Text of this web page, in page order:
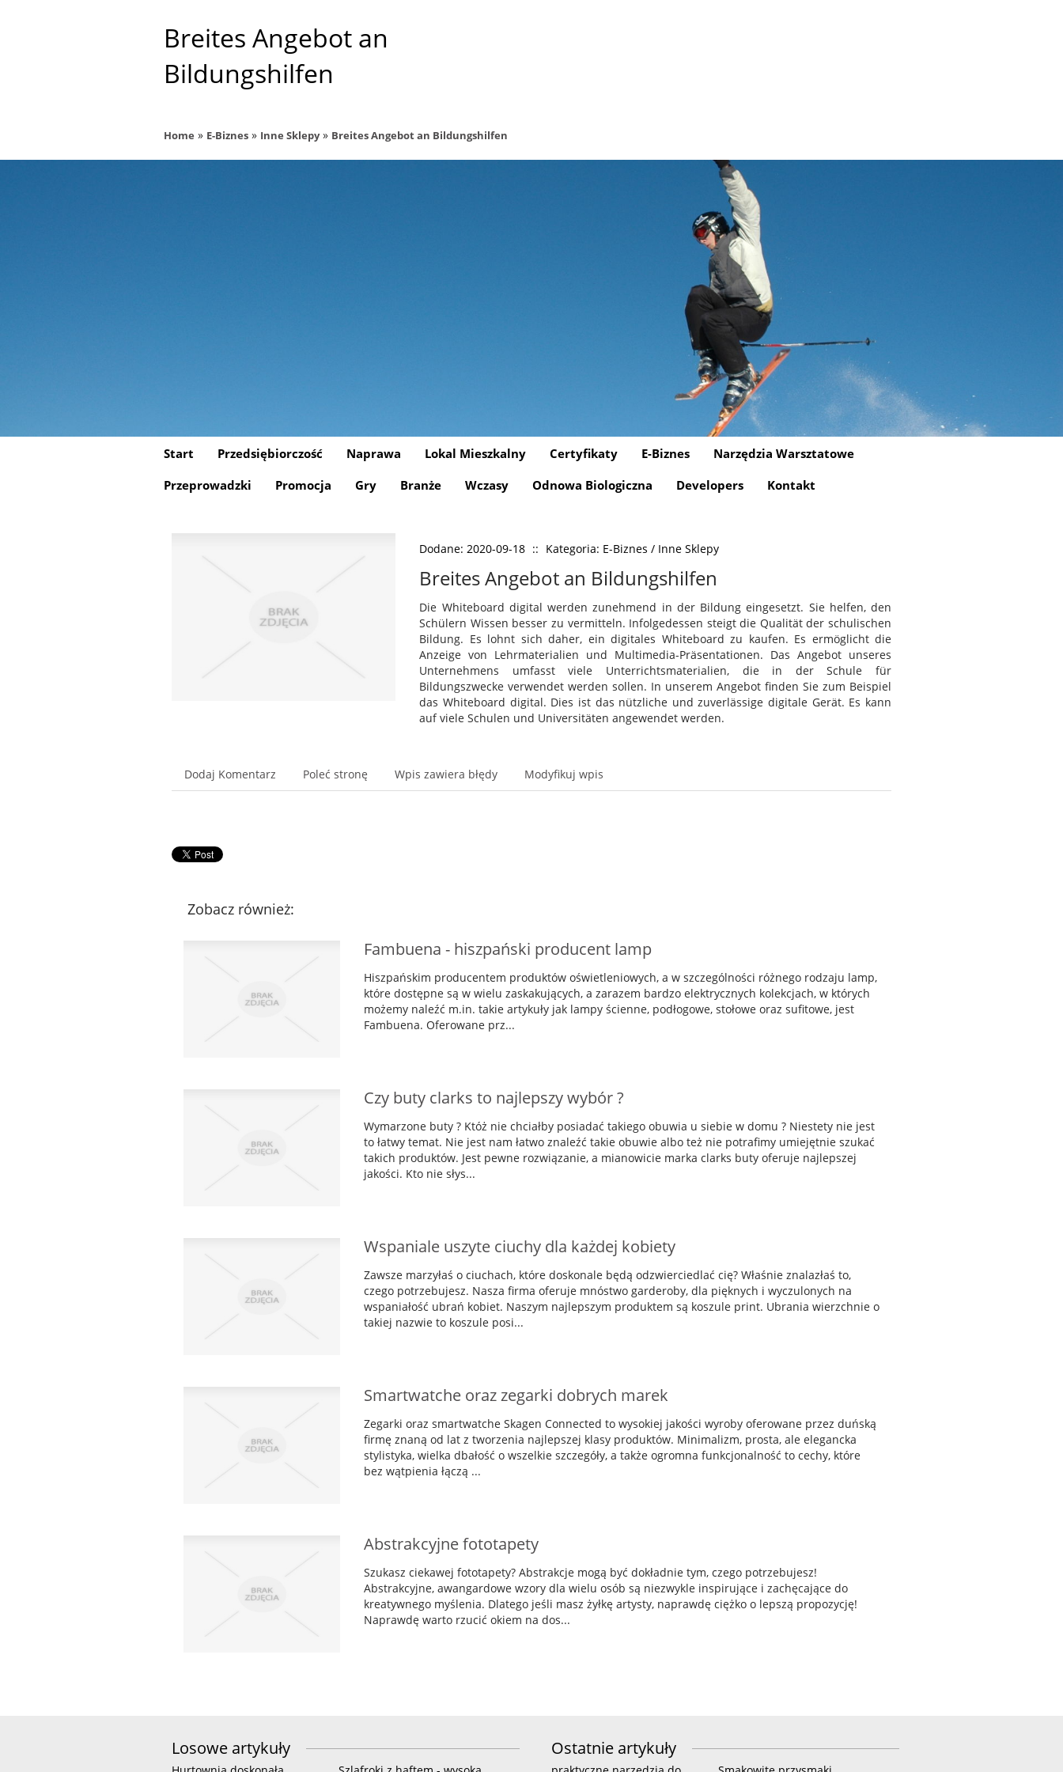
Breites Angebot an
Bildungshilfen
Home » E-Biznes » Inne Sklepy» Breites Angebot an Bildungshilfen
Start Przedsiębiorczość Naprawa Lokal Mieszkalny Certyfikaty E-Biznes
Narzędzia Warsztatowe
Przeprowadzki
Promocja Gry Branże Wczasy Odnowa Biologiczna Developers Kontakt
Dodane: 2020-09-18 :: Kategoria: E-Biznes / Inne Sklepy
Breites Angebot an Bildungshilfen
Die Whiteboard digital werden zunehmend in der Bildung eingesetzt. Sie helfen, den
Schülern Wissen besser zu vermitteln. Infolgedessen steigt die Qualität der schulischen
Bildung. Es lohnt sich daher, ein digitales Whiteboard zu kaufen. Es ermöglicht die
Anzeige von Lehrmaterialien und Multimedia-Präsentationen. Das Angebot unseres
Unternehmens umfasst viele Unterrichtsmaterialien, die in der Schule für
Bildungszwecke verwendet werden sollen. In unserem Angebot finden Sie zum Beispiel
das Whiteboard digital. Dies ist das nützliche und zuverlässige digitale Gerät. Es kann
auf viele Schulen und Universitäten angewendet werden.
Dodaj Komentarz Poleć stronę Wpis zawiera błędy Modyfikuj wpis
Zobacz również:
Fambuena - hiszpański producent lamp
Hiszpańskim producentem produktów oświetleniowych, a w szczególności różnego rodzaju lamp,
które dostępne są w wielu zaskakujących, a zarazem bardzo elektrycznych kolekcjach, w których
możemy naleźć m.in. takie artykuły jak lampy ścienne, podłogowe, stołowe oraz sufitowe, jest
Fambuena. Oferowane prz...
Czy buty clarks to najlepszy wybór ?
Wymarzone buty ? Któż nie chciałby posiadać takiego obuwia u siebie w domu ? Niestety nie jest
to łatwy temat. Nie jest nam łatwo znaleźć takie obuwie albo też nie potrafimy umiejętnie szukać
takich produktów. Jest pewne rozwiązanie, a mianowicie marka clarks buty oferuje najlepszej
jakości. Kto nie słys...
Wspaniale uszyte ciuchy dla każdej kobiety
Zawsze marzyłaś o ciuchach, które doskonale będą odzwierciedlać cię? Właśnie znalazłaś to,
czego potrzebujesz. Nasza firma oferuje mnóstwo garderoby, dla pięknych i wyczulonych na
wspaniałość ubrań kobiet. Naszym najlepszym produktem są koszule print. Ubrania wierzchnie o
takiej nazwie to koszule posi...
Smartwatche oraz zegarki dobrych marek
Zegarki oraz smartwatche Skagen Connected to wysokiej jakości wyroby oferowane przez duńską
firmę znaną od lat z tworzenia najlepszej klasy produktów. Minimalizm, prosta, ale elegancka
stylistyka, wielka dbałość o wszelkie szczegóły, a także ogromna funkcjonalność to cechy, które
bez wątpienia łączą ...
Abstrakcyjne fototapety
Szukasz ciekawej fototapety? Abstrakcje mogą być dokładnie tym, czego potrzebujesz!
Abstrakcyjne, awangardowe wzory dla wielu osób są niezwykle inspirujące i zachęcające do
kreatywnego myślenia. Dlatego jeśli masz żyłkę artysty, naprawdę ciężko o lepszą propozycję!
Naprawdę warto rzucić okiem na dos...
Losowe artykuły Ostatnie artykuły